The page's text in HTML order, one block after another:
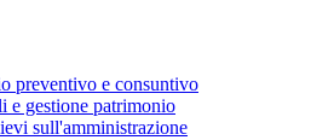
preventivo e consuntivo
e gestione patrimonio
sull'amministrazione